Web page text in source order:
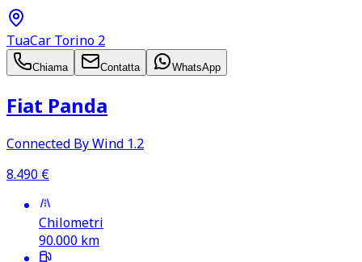
TuaCar Torino 2
Chiama Contatta WhatsApp
Fiat Panda
Connected By Wind 1.2
8.490 €
Chilometri
90.000 km